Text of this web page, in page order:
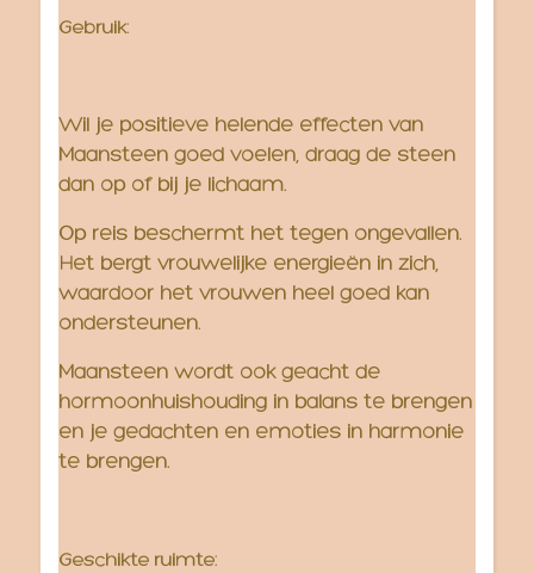
Gebruik:
Wil je positieve helende effecten van
Maansteen goed voelen, draag de steen
dan op of bij je lichaam.
Op reis beschermt het tegen ongevallen.
Het bergt vrouwelijke energieën in zich,
waardoor het vrouwen heel goed kan
ondersteunen.
Maansteen wordt ook geacht de
hormoonhuishouding in balans te brengen
en je gedachten en emoties in harmonie
te brengen.
Geschikte ruimte: